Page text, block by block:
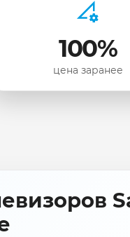
100%
цена заранее